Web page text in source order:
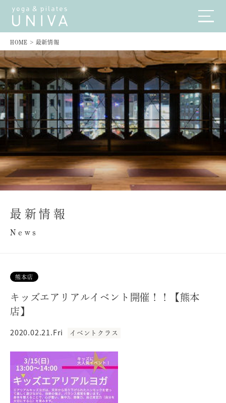
HOME > 最新情報
最新情報
News
熊本店
キッズエアリアルイベント開催！！【熊本
店】
2020.02.21.Fri イベントクラス